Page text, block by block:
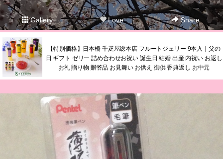
Gallery Love Share
【特別価格】日本橋 千疋屋総本店 フルートジェリー 9本入｜父の
日 ギフト ゼリー 詰め合わせお祝い 誕生日 結婚 出産 内祝い お返し
お礼 贈り物 贈答品 お見舞い お供え 御供 香典返し お中元